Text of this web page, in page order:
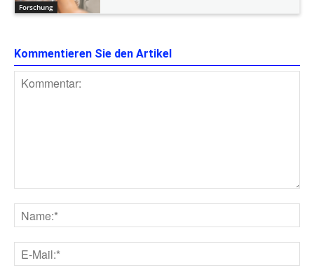
Forschung
Kommentieren Sie den Artikel